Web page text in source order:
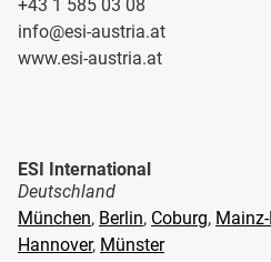
+43 1 585 03 08
info@esi-austria.at
www.esi-austria.at
ESI International
Deutschland
München, Berlin, Coburg,
Hannover, Münster